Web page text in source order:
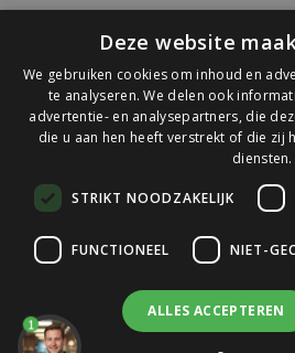
© 2026
op
Webwinkelkeur
1
Deze website
We gebruiken cookies om inhoud en
te analyseren. We delen ook
advertentie- en analysepartners, die
die u aan hen heeft verstrekt of die zij
diensten.
STRIKT NOODZAKELIJK
FUNCTIONEEL NIET-
ALLES ACCEPTEREN